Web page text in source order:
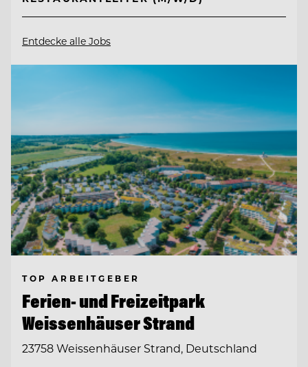
Entdecke alle Jobs
TOP ARBEITGEBER
Ferien- und Freizeitpark
Weissenhäuser Strand
23758 Weissenhäuser Strand, Deutschland